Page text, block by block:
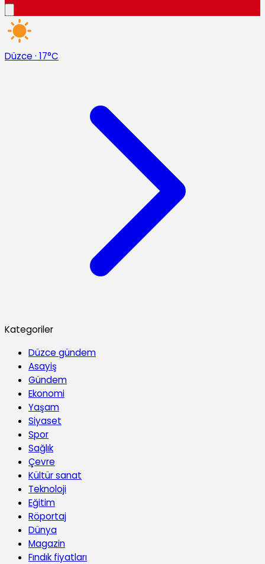
Düzce · 17°C
Kategoriler
Düzce gündem
Asayiş
Gündem
Ekonomi
Yaşam
Siyaset
Spor
Sağlık
Çevre
Kültür sanat
Teknoloji
Eğitim
Röportaj
Dünya
Magazin
Fındık fiyatları